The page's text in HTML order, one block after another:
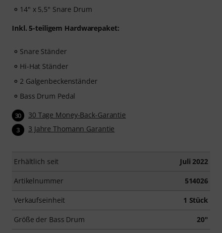
14" x 5,5" Snare Drum
Inkl. 5-teiligem Hardwarepaket:
Snare Ständer
Hi-Hat Ständer
2 Galgenbeckenständer
Bass Drum Pedal
30 30 Tage Money-Back-Garantie
3 3 Jahre Thomann Garantie
Erhältlich seit Juli 2022
Artikelnummer 514026
Verkaufseinheit 1 Stück
Größe der Bass Drum 20"